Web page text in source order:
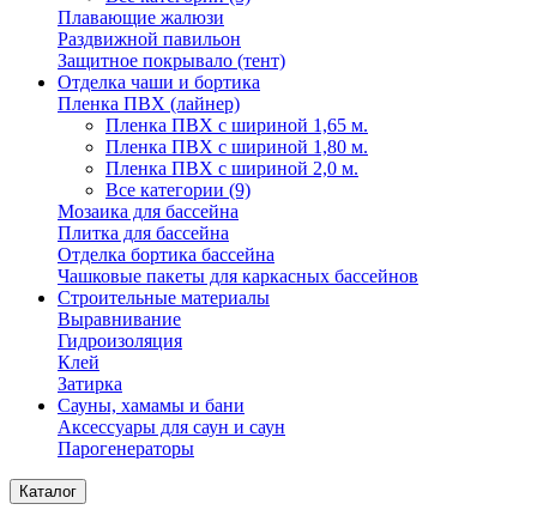
Плавающие жалюзи
Раздвижной павильон
Защитное покрывало (тент)
Отделка чаши и бортика
Пленка ПВХ (лайнер)
Пленка ПВХ с шириной 1,65 м.
Пленка ПВХ с шириной 1,80 м.
Пленка ПВХ с шириной 2,0 м.
Все категории (9)
Мозаика для бассейна
Плитка для бассейна
Отделка бортика бассейна
Чашковые пакеты для каркасных бассейнов
Строительные материалы
Выравнивание
Гидроизоляция
Клей
Затирка
Сауны, хамамы и бани
Аксессуары для саун и саун
Парогенераторы
Каталог